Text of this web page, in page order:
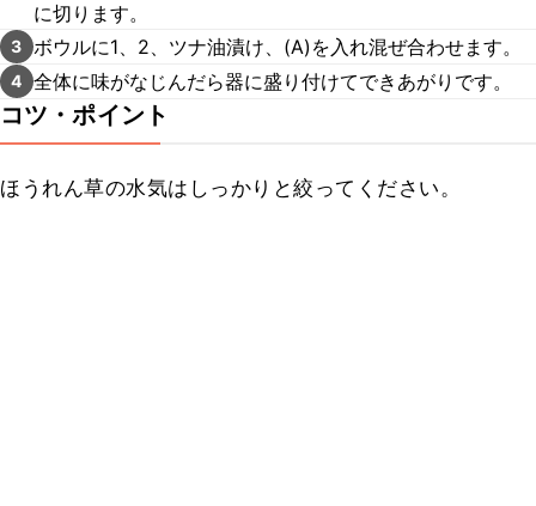
に切ります。
3 ボウルに1、2、ツナ油漬け、(A)を入れ混ぜ合わせます。
4 全体に味がなじんだら器に盛り付けてできあがりです。
コツ・ポイント
ほうれん草の水気はしっかりと絞ってください。